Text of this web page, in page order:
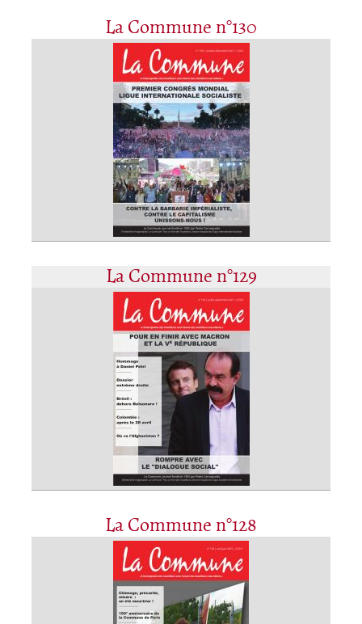
La Commune n°130
La Commune n°129
La Commune n°128